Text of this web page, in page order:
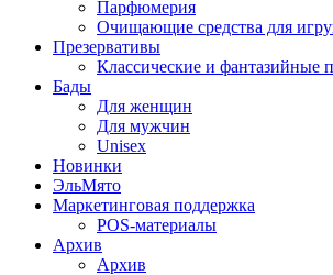
Парфюмерия
Очищающие средства для
Презервативы
Классические и фантазийные
Бады
Для женщин
Для мужчин
Unisex
Новинки
ЭльМято
Маркетинговая поддержка
POS-материалы
Архив
Архив